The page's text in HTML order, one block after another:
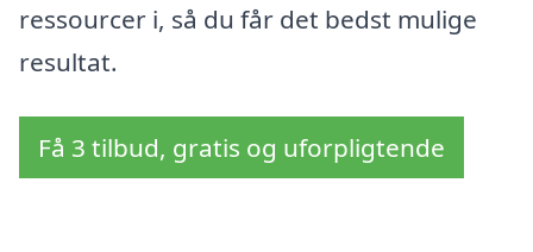
ressourcer i, så du får det bedst mulige
resultat.
Få 3 tilbud, gratis og uforpligtende